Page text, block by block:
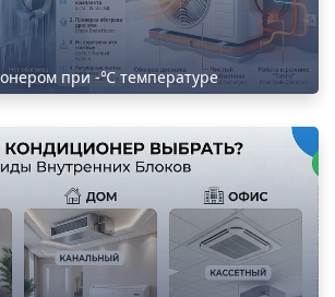
при -℃ температуре